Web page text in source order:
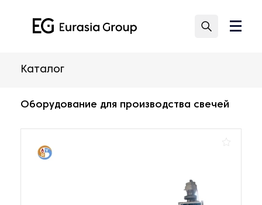
Каталог
Оборудование для производства свечей